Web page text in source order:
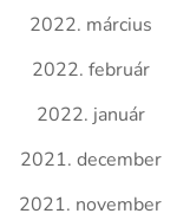
2022. március
2022. február
2022. január
2021. december
2021. november